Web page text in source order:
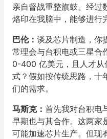
亲自督战重整旗鼓。经过
烙印在我脑中，能够进行
巴伦： 谈及芯片制造，你
常理会与台积电或三星合
0-400 亿美元，且人才从
式？假如按传统思路，十
们的需求。
马斯克： 首先我对台积电
早期也与其合作。这两家
可能加速芯片生产。但现